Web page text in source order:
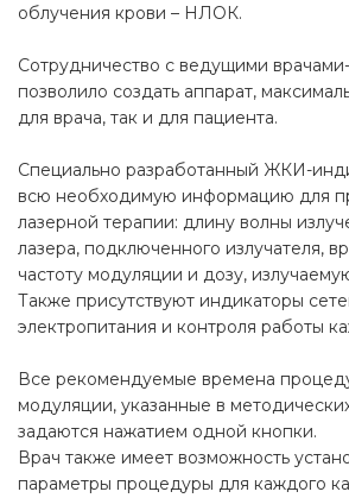
облучения крови – НЛОК.
Сотрудничество с ведущими
позволило создать аппарат,
для врача, так и для пациента.
Специально разработанный ЖКИ-
всю необходимую информацию для
лазерной терапии: длину волны
лазера, подключенного излучателя,
частоту модуляции и дозу,
Также присутствуют индикаторы
электропитания и контроля работы
Все рекомендуемые времена
модуляции, указанные в
задаются нажатием одной кнопки.
Врач также имеет возможность
параметры процедуры для каждого